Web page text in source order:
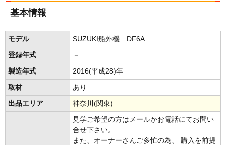
基本情報
モデル SUZUKI船外機 DF6A
登録年式 －
製造年式 2016(平成28)年
取材 あり
出品エリア 神奈川(関東)
見学ご希望の方はメールかお電話にてお問い
合せ下さい。
また、オーナーさんご多忙の為、 購入を前提